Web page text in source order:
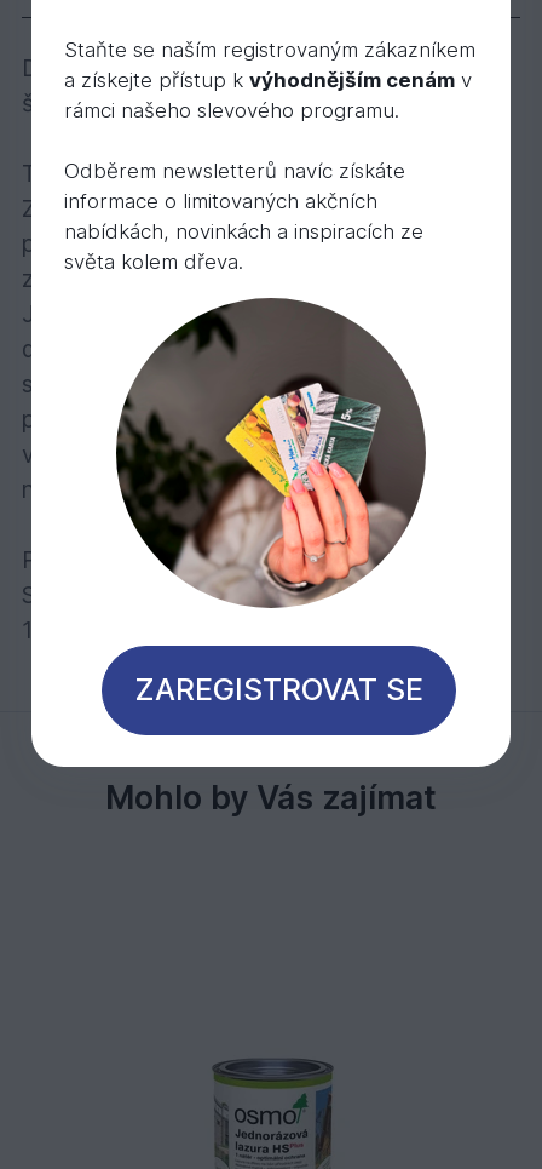
Dvojí úspora díky vysokému podílu oleje –
šetří čas a peníze!
Transparentní, polomatná, k použití venku.
Zvláště se doporučuje na fasády, balkóny,
přístřešky, zahradní domky, pohledové
zábrany, ploty…
Jednorázová lazura HS PLUS vyhladí povrch
dřeva, neodprýskává, nepraská a neodlupuje
se. Nátěr je trvanlivý, odolný vůči
povětrnostním vlivům a UV záření, odpuzuje
vodu a reguluje vlhkost. Nenechá dřevo
nabobtnat.
Počet nátěrů:
Stačí jeden nátěr!
1 litr stačí při jednom nátěru na cca 26 m2
Mohlo by Vás zajímat
Staňte se naším registrovaným zákazníkem
a získejte přístup k výhodnějším cenámv
rámci našeho slevového programu.
Odběrem newsletterů navíc získáte
informace o limitovaných akčních
nabídkách, novinkách a inspiracích ze
světa kolem dřeva.
ZAREGISTROVAT SE